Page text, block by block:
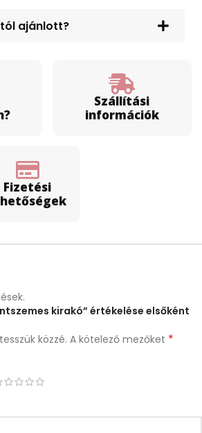
ajánlott?
Szállítási
információk
Fizetési
kirakó” értékelése elsőként
közzé. A kötelező mezőket *